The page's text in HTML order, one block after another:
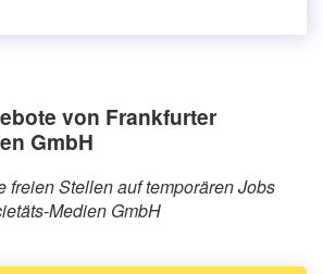
von Frankfurter
GmbH
freien Stellen auf temporären Jobs
Medien GmbH